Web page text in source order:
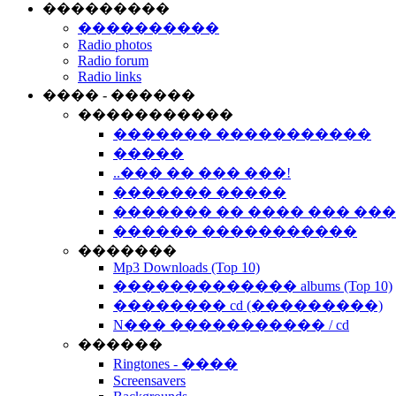
���������
����������
Radio photos
Radio forum
Radio links
���� - ������
�����������
������� �����������
�����
..��� �� ��� ���!
������� �����
������� �� ���� ���
������ �����������
�������
Mp3 Downloads (Top 10)
������������� albums (Top 10)
�������� cd (���������)
N��� ����������� / cd
������
Ringtones - ����
Screensavers